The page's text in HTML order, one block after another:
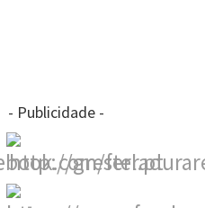
- Publicidade -